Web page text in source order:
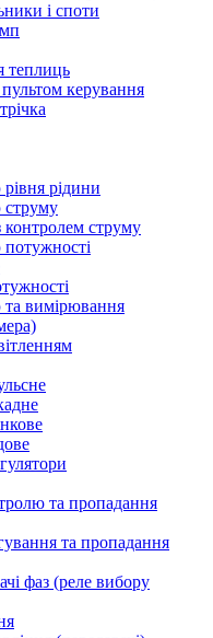
і споти
теплиць
керування
рідини
струму
контролем струму
вимірювання
та пропадання
та пропадання
фаз (реле вибору